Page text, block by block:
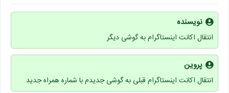
نویسنده
انتقال اكانت اينستاگرام به گوشى ديگر
پروین
انتقال اکانت اینستاگرام قبلی به گوشی جدیدم با شماره همراه جدید